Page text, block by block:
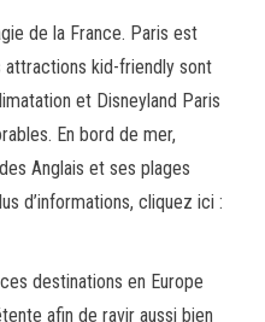
de la France. Paris est
kid-friendly sont
et Disneyland Paris
En bord de mer,
Anglais et ses plages
d’informations, cliquez ici :
destinations en Europe
afin de ravir aussi bien